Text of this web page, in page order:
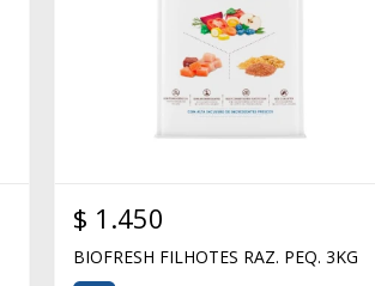
$ 1.450
BIOFRESH FILHOTES RAZ. PEQ. 3KG